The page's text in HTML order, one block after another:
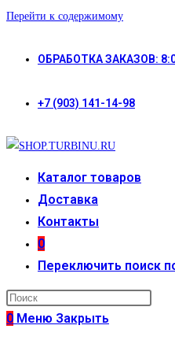
Перейти к содержимому
ОБРАБОТКА ЗАКАЗОВ:
+7 (903) 141-14-98
Каталог товаров
Доставка
Контакты
0
Переключить поиск
0 Меню Закрыть